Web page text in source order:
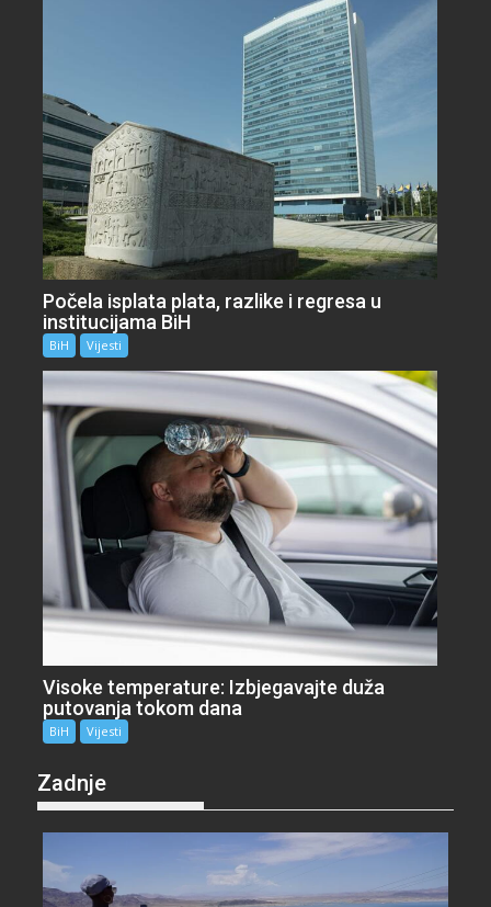
Počela isplata plata, razlike i regresa u
institucijama BiH
BiH Vijesti
Visoke temperature: Izbjegavajte duža
putovanja tokom dana
BiH Vijesti
Zadnje